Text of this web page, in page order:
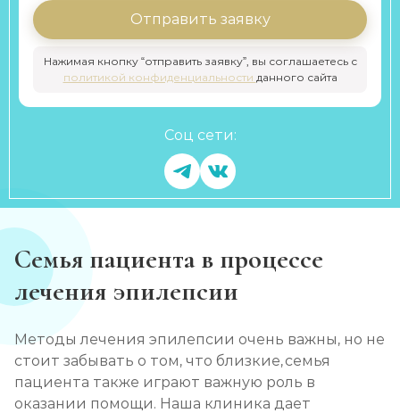
Отправить заявку
Нажимая кнопку “отправить заявку”, вы соглашаетесь с
политикой конфиденциальности данного сайта
Соц сети:
Семья пациента в процессе
лечения эпилепсии
Методы лечения эпилепсии очень важны, но не
стоит забывать о том, что близкие, семья
пациента также играют важную роль в
оказании помощи. Наша клиника дает